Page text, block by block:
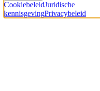
CookiebeleidJuridische
kennisgevingPrivacybeleid